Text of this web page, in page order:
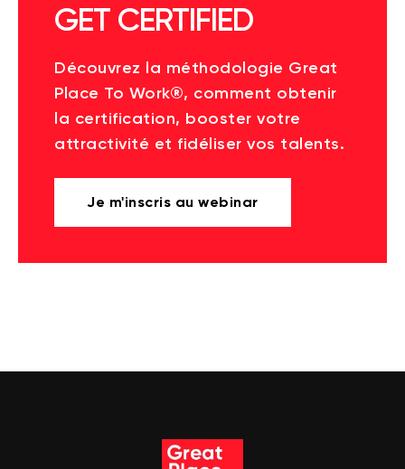
GET CERTIFIED
Découvrez la méthodologie Great
Place To Work®, comment obtenir
la certification, booster votre
attractivité et fidéliser vos talents.
Je m'inscris au webinar